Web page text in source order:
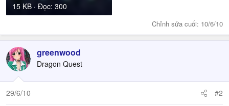
15 KB · Đọc: 300
Chỉnh sửa cuối: 10/6/10
greenwood
Dragon Quest
29/6/10 #2